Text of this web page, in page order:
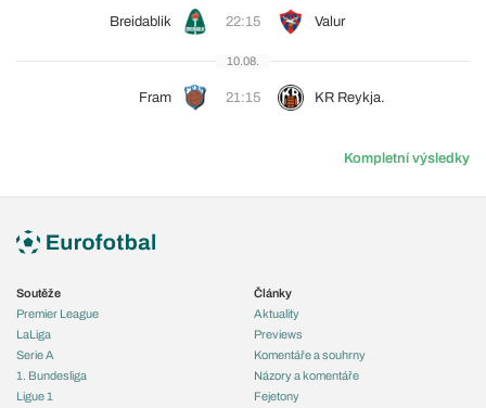
Breidablik 22:15 Valur
10.08.
Fram 21:15 KR Reykja.
Kompletní výsledky
Soutěže
Premier League
LaLiga
Serie A
1. Bundesliga
Ligue 1
Články
Aktuality
Previews
Komentáře a souhrny
Názory a komentáře
Fejetony